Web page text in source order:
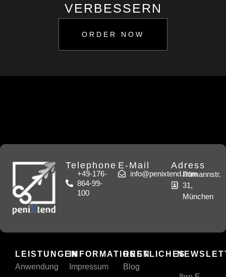
ERBESSERN
ORDER NOW
Telephone
+49-176-
864-99-
100
E-Mail
info@penixtend.com
Adress
Rümannstr.
31,
München
LEISTUNGEN
Anwendung
INFORMATIONEN
Impressum
RESTLICHES
Blog